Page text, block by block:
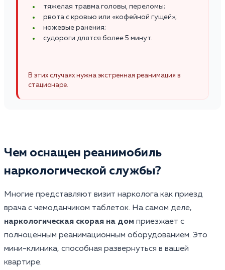
тяжелая травма головы, переломы;
рвота с кровью или «кофейной гущей»;
ножевые ранения;
судороги длятся более 5 минут.
В этих случаях нужна экстренная реанимация в
стационаре.
Чем оснащен реанимобиль
наркологической службы?
Многие представляют визит нарколога как приезд
врача с чемоданчиком таблеток. На самом деле,
наркологическая скорая на дом приезжает с
полноценным реанимационным оборудованием. Это
мини-клиника, способная развернуться в вашей
квартире.